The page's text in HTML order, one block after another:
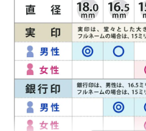
用後は朱肉をきれいに拭き取ってか
うにしましょう。完全には朱肉の色
い朱肉の汚れは印鑑に味がでますの
れを取ろうとしない方が無難です。
のは、木製印鑑の良いところです。
ますので、ウェットティッシュで印
止め下さい。 脆くなり印面が欠け